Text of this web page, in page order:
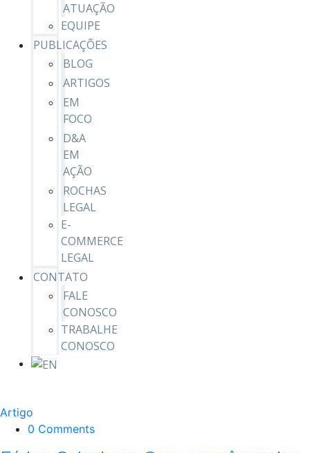
ATUAÇÃO
EQUIPE
PUBLICAÇÕES
BLOG
ARTIGOS
EM
FOCO
D&A
EM
AÇÃO
ROCHAS
LEGAL
E-
COMMERCE
LEGAL
CONTATO
FALE
CONOSCO
TRABALHE
CONOSCO
Artigo
0 Comments